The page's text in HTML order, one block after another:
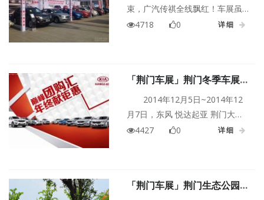
束，广汽传祺全线飘红！车展虽
然结束了，没有买到爱车的客户
4718 0 详细
「荆门车展」荆门冬季车展
最美起亚惠动全城
2014年12月5日~2014年12
月7日，东风 悦达起亚 荆门大富
豪4S店 冬季大型车展惠动全城，
您不见不散！钜惠20000元起；巅
4427 0 详细
「荆门车展」荆门生态公园车